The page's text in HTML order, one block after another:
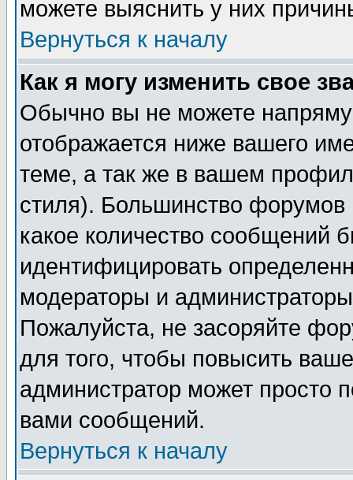
можете выяснить у них
Вернуться к началу
Как я могу изменить свое
Обычно вы не можете
отображается ниже вашего
теме, а так же в вашем
стиля). Большинство форумов
какое количество сообщений
идентифицировать
модераторы и
Пожалуйста, не засоряйте
для того, чтобы повысить
администратор может просто
вами сообщений.
Вернуться к началу